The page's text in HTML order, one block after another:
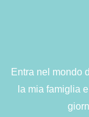
Entra nel mondo
la mia famiglia